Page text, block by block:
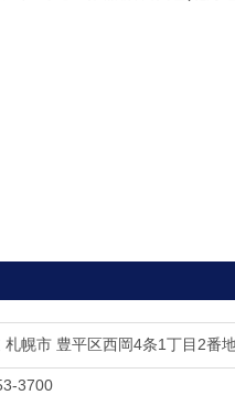
札幌市 豊平区西岡4条1丁目2番
3700